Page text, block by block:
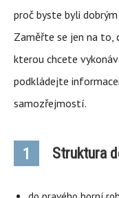
proč byste byli
Zaměřte se jen na to,
kterou chcete
podkládejte
samozřejmostí.
1 Struktura